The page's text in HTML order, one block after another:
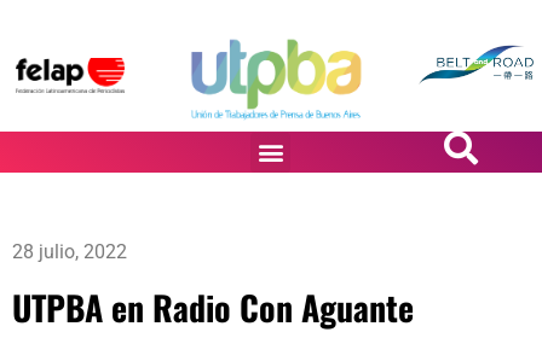
28 julio, 2022
UTPBA en Radio Con Aguante